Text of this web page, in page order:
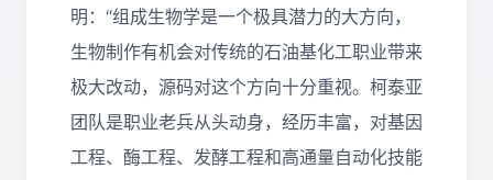
明：“组成生物学是一个极具潜力的大方向，
生物制作有机会对传统的石油基化工职业带来
极大改动，源码对这个方向十分重视。柯泰亚
团队是职业老兵从头动身，经历丰富，对基因
工程、酶工程、发酵工程和高通量自动化技能